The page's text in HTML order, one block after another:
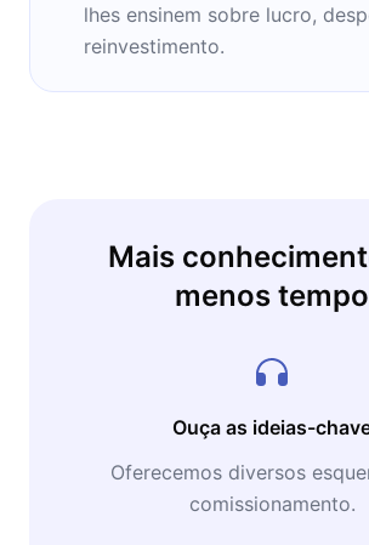
lhes ensinem sobre lucro,
reinvestimento.
Mais
menos tempo
Ouça as ideias-
Oferecemos diversos
comissionamento.